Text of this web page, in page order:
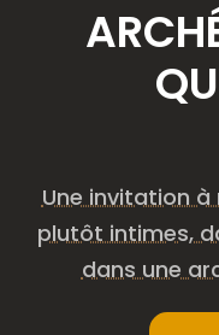
Une invi­ta­tion à
plu­tôt intimes,
dans une